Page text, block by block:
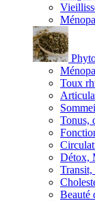
Toux
Tonus,
Détox,
Beauté